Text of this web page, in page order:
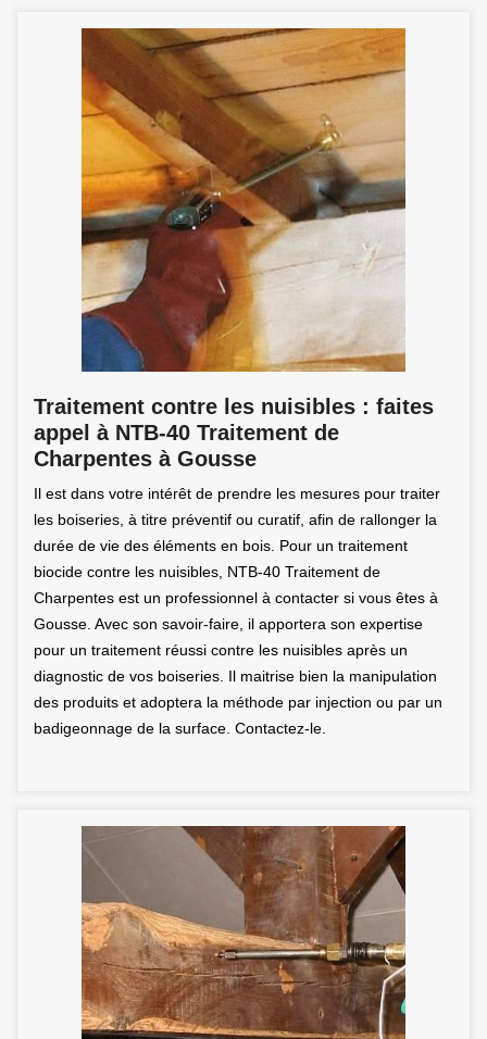
Traitement contre les nuisibles : faites
appel à NTB-40 Traitement de
Charpentes à Gousse
Il est dans votre intérêt de prendre les mesures pour traiter
les boiseries, à titre préventif ou curatif, afin de rallonger la
durée de vie des éléments en bois. Pour un traitement
biocide contre les nuisibles, NTB-40 Traitement de
Charpentes est un professionnel à contacter si vous êtes à
Gousse. Avec son savoir-faire, il apportera son expertise
pour un traitement réussi contre les nuisibles après un
diagnostic de vos boiseries. Il maitrise bien la manipulation
des produits et adoptera la méthode par injection ou par un
badigeonnage de la surface. Contactez-le.